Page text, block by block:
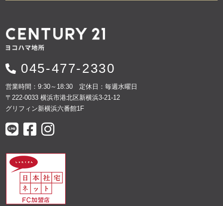
045-477-2330
営業時間：9:30～18:30 定休日：毎週水曜日
〒222-0033 横浜市港北区新横浜3-21-12
グリフィン新横浜六番館1F